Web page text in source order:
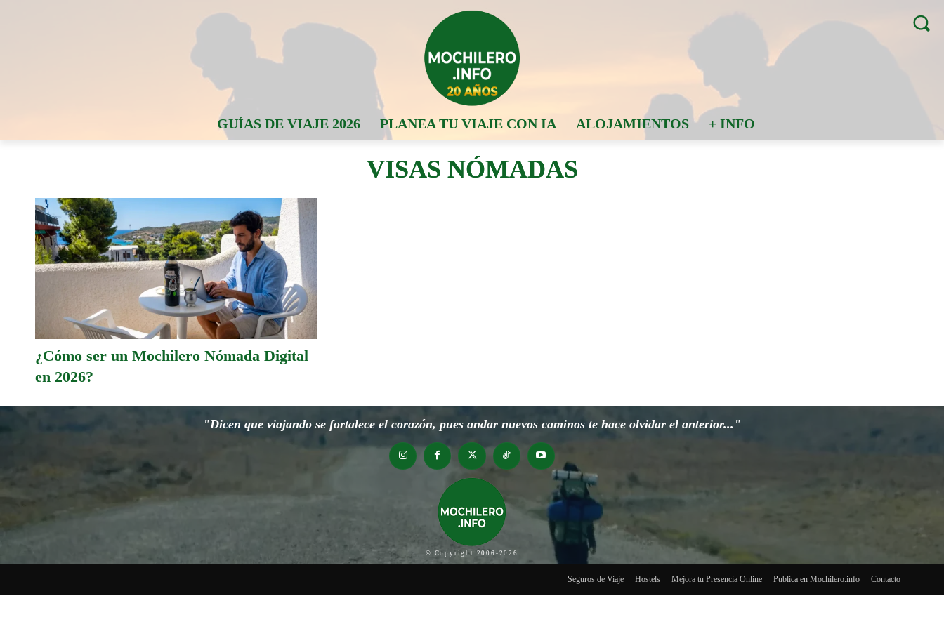
GUÍAS DE VIAJE 2026 PLANEA TU VIAJE CON IA ALOJAMIENTOS + INFO
VISAS NÓMADAS
¿Cómo ser un Mochilero Nómada Digital
en 2026?
"Dicen que viajando se fortalece el corazón, pues andar nuevos caminos te hace olvidar el anterior..."
© Copyright 2006-2026
Seguros de Viaje Hostels Mejora tu Presencia Online Publica en Mochilero.info Contacto